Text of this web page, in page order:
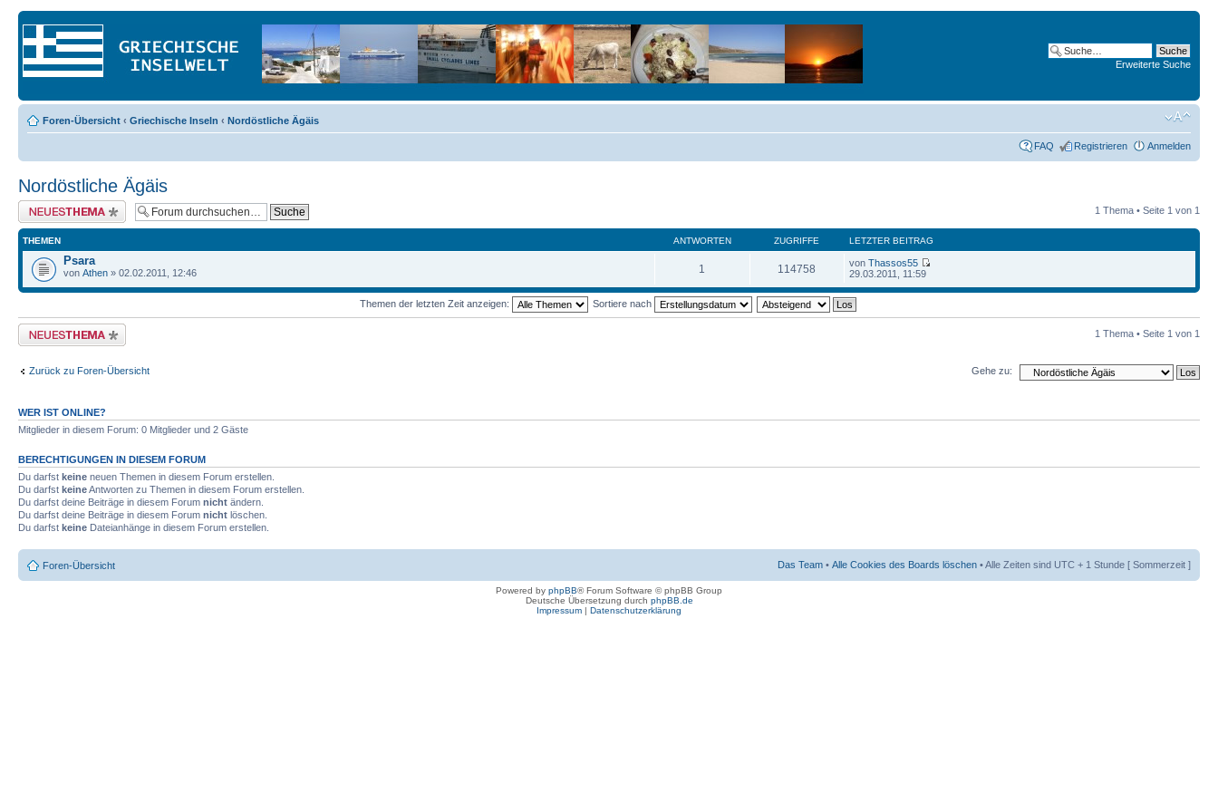
Erweiterte Suche
Foren-Übersicht ‹ Griechische Inseln ‹ Nordöstliche Ägäis
FAQ Registrieren Anmelden
Nordöstliche Ägäis
Neues Thema erstellen 1 Thema • Seite 1 von 1
THEMEN ANTWORTEN ZUGRIFFE LETZTER BEITRAG
Psara
von Athen » 02.02.2011, 12:46 1 114758 vonThassos55
29.03.2011, 11:59
Themen der letzten Zeit anzeigen: Sortiere nach
Neues Thema erstellen 1 Thema • Seite 1 von 1
Zurück zu Foren-Übersicht Gehe zu:
WER IST ONLINE?
Mitglieder in diesem Forum: 0 Mitglieder und 2 Gäste
BERECHTIGUNGEN IN DIESEM FORUM
Du darfst keine neuen Themen in diesem Forum erstellen.
Du darfst keineAntworten zu Themen in diesem Forum erstellen.
Du darfst deine Beiträge in diesem Forum nicht ändern.
Du darfst deine Beiträge in diesem Forum nicht löschen.
Du darfst keine Dateianhänge in diesem Forum erstellen.
Foren-Übersicht Das Team • Alle Cookies des Boards löschen • Alle Zeiten sind UTC + 1 Stunde [ Sommerzeit ]
Powered by phpBB® Forum Software © phpBB Group
Deutsche Übersetzung durch phpBB.de
Impressum | Datenschutzerklärung